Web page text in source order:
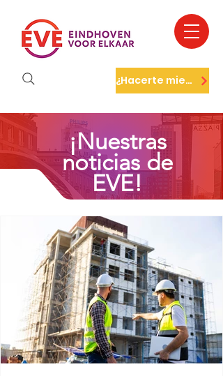
¿Hacerte miembro?
¡Nuestras
noticias de
EVE!